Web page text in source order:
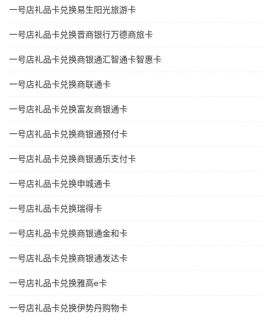
一号店礼品卡兑换易生阳光旅游卡
一号店礼品卡兑换晋商银行万德商旅卡
一号店礼品卡兑换商银通汇智通卡智惠卡
一号店礼品卡兑换商联通卡
一号店礼品卡兑换富友商银通卡
一号店礼品卡兑换商银通预付卡
一号店礼品卡兑换商银通乐支付卡
一号店礼品卡兑换申城通卡
一号店礼品卡兑换瑞得卡
一号店礼品卡兑换商银通金和卡
一号店礼品卡兑换商银通发达卡
一号店礼品卡兑换雅高e卡
一号店礼品卡兑换伊势丹购物卡